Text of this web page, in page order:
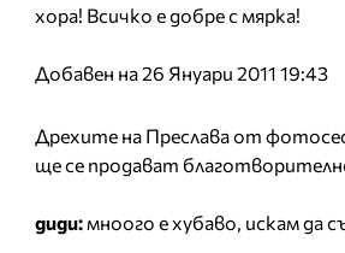
хора! Всичко е добре с мярка!
Добавен на 26 Януари 2011 19:43
Дрехите на Преслава от
ще се продават
диди:мноого е хубаво, искам да